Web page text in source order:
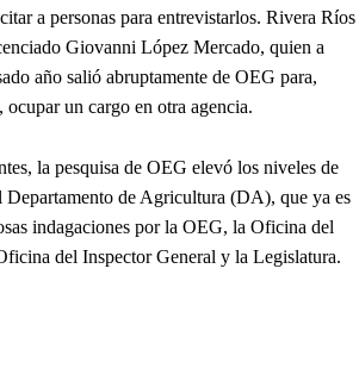
a personas para entrevistarlos. Rivera Ríos
Giovanni López Mercado, quien a
año salió abruptamente de OEG para,
ocupar un cargo en otra agencia.
la pesquisa de OEG elevó los niveles de
Departamento de Agricultura (DA), que ya es
indagaciones por la OEG, la Oficina del
del Inspector General y la Legislatura.